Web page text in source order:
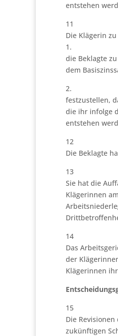
entstehen
11
Die Klägerin
1.
die Beklagte
dem
2.
festzustellen,
die ihr infolge
entstehen
12
Die Beklagte
13
Sie hat die
Klägerinnen
14
Das
der
Klägerinnen
15
Die
zukünftigen